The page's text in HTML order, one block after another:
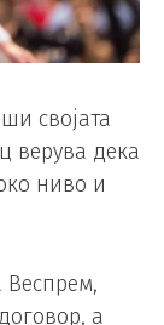
својата
верува дека
ниво и
а